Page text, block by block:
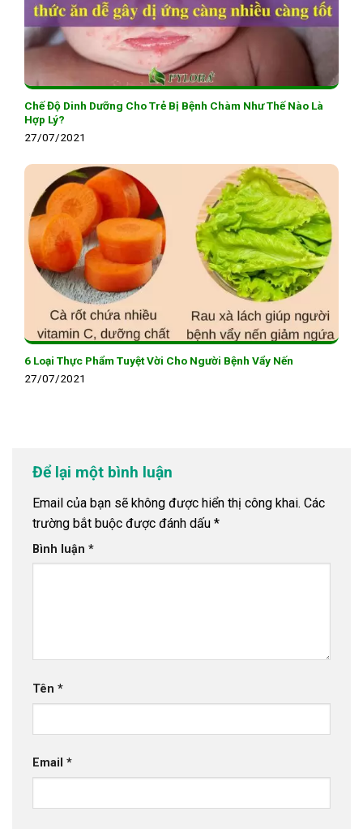
Chế Độ Dinh Dưỡng Cho Trẻ Bị Bệnh Chàm Như Thế Nào Là
Hợp Lý?
27/07/2021
6 Loại Thực Phẩm Tuyệt Vời Cho Người Bệnh Vẩy Nến
27/07/2021
Để lại một bình luận
Email của bạn sẽ không được hiển thị công khai. Các
trường bắt buộc được đánh dấu *
Bình luận *
Tên *
Email *